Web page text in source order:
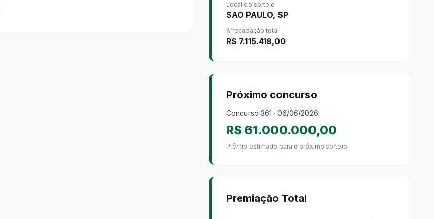
Local do sorteio
SAO PAULO, SP
Arrecadação total
R$ 7.115.418,00
Próximo concurso
Concurso361 · 06/06/2026
R$ 61.000.000,00
Prêmio estimado para o próximo sorteio
Premiação Total